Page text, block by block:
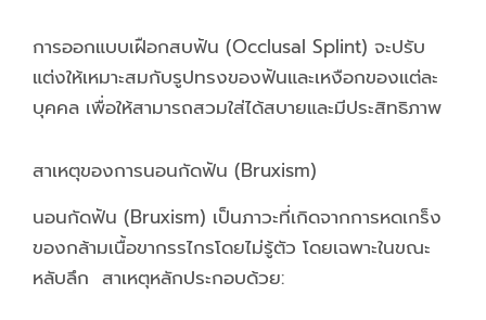
การออกแบบเฝือกสบฟัน (Occlusal Splint) จะปรับ
แต่งให้เหมาะสมกับรูปทรงของฟันและเหงือกของแต่ละ
บุคคล เพื่อให้สามารถสวมใส่ได้สบายและมีประสิทธิภาพ
สาเหตุของการนอนกัดฟัน (Bruxism)
นอนกัดฟัน (Bruxism) เป็นภาวะที่เกิดจากการหดเกร็ง
ของกล้ามเนื้อขากรรไกรโดยไม่รู้ตัว โดยเฉพาะในขณะ
หลับลึก สาเหตุหลักประกอบด้วย: